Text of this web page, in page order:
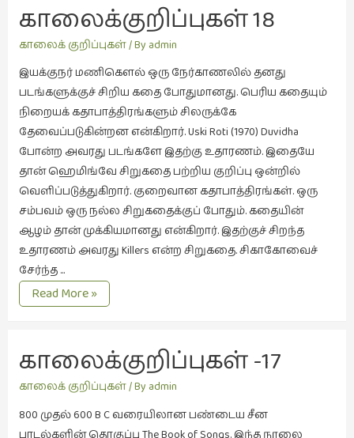
கவிஞனும்
கவிதையும்
கவிதை
(29)
காந்தியின்
நிழலில்
காமிக்ஸ்
காலைக்
குறிப்புகள்
(31)
குறுங்கதை
குறும்படம்
(25)
நறுமணம்
காலைக்குறிப்புகள் 18
சிறிய கதை
காலைக் குறிப்புகள்/ By admin
இயக்குநர் மணிகௌல் ஒரு நேர்காணலில் தனது
படங்களுக்குச் சிறிய கதை போதுமானது. பெரிய கதையும்
நிறையக் கதாபாத்திரங்களும் சிலருக்கே
தேவைப்படுகின்றன என்கிறார். Uski Roti (1970) Duvidha
போன்ற அவரது படங்களே இதற்கு உதாரணம். இதையே
தான் ஹெமிங்வே சிறுகதை பற்றிய குறிப்பு ஒன்றில்
வெளிப்படுத்துகிறார். குறைவான கதாபாத்திரங்கள். ஒரு
சம்பவம் ஒரு நல்ல சிறுகதைக்குப் போதும். கதையின்
ஆழம் தான் முக்கியமானது என்கிறார். இதற்குச் சிறந்த
உதாரணம் அவரது Killers என்ற சிறுகதை. சிகாகோவைச்
சேர்ந்த …
காலைக்குறிப்புகள்
18
Read More »
காலைக்குறிப்புகள் -17
கடைசி மனிதன்
காலைக் குறிப்புகள்/ By admin
800 முதல் 600 B C வரையிலான பண்டைய சீன